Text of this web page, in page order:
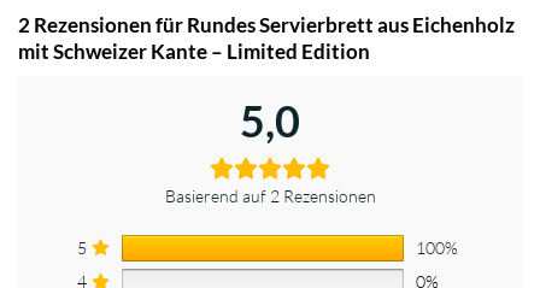
2 Rezensionen fürRundes Servierbrett aus Eichenholz
mit Schweizer Kante – Limited Edition
5,0
Basierend auf 2 Rezensionen
5
100%
4
0%